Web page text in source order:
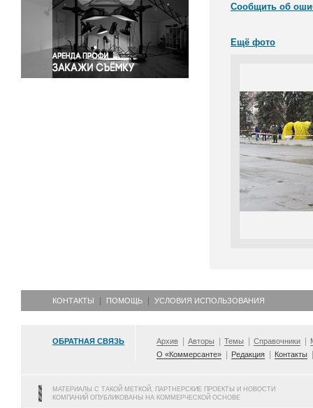
Спорт
Экология
Экономика и бизнес
Сообщить об
Ещё фото
КОНТАКТЫ ПОМОЩЬ УСЛОВИЯ ИСПОЛЬЗОВАНИЯ
ОБРАТНАЯ СВЯЗЬ Архив Авторы Темы Справочники
О «Коммерсанте»
Редакция Контакты
МАТЕРИАЛЫ С ТАКОЙ МЕТКОЙ, ПАРТНЕРСКИЕ ПРОЕКТЫ И НОВОСТИ
КОМПАНИЙ ОПУБЛИКОВАНЫ НА КОММЕРЧЕСКОЙ ОСНОВЕ